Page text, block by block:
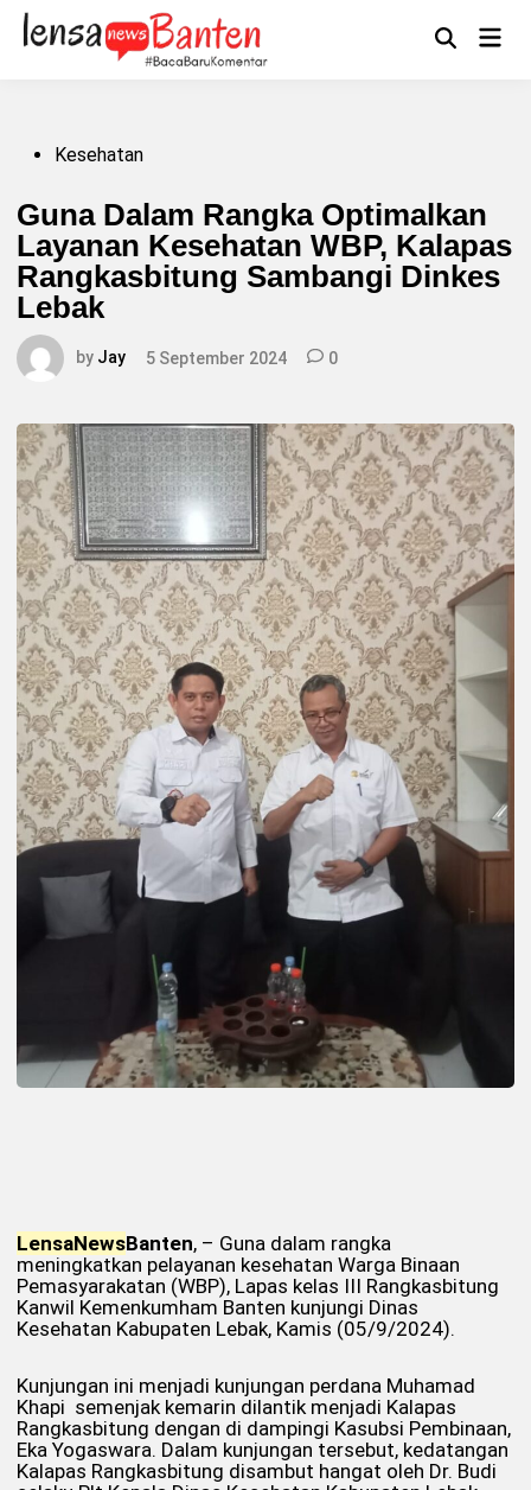
Skip
content
OpenMain
PostedKesehatan
Guna Dalam Rangka Optimalkan
Layanan Kesehatan WBP, Kalapas
Rangkasbitung Sambangi Dinkes
Lebak
by Jay 5 September 2024 0
LensaNewsBanten, – Guna dalam rangka
meningkatkan pelayanan kesehatan Warga Binaan
Pemasyarakatan (WBP), Lapas kelas III Rangkasbitung
Kanwil Kemenkumham Banten kunjungi Dinas
Kesehatan Kabupaten Lebak, Kamis (05/9/2024).
Kunjungan ini menjadi kunjungan perdana Muhamad
Khapi semenjak kemarin dilantik menjadi Kalapas
Rangkasbitung dengan di dampingi Kasubsi Pembinaan,
Eka Yogaswara. Dalam kunjungan tersebut, kedatangan
Kalapas Rangkasbitung disambut hangat oleh Dr. Budi